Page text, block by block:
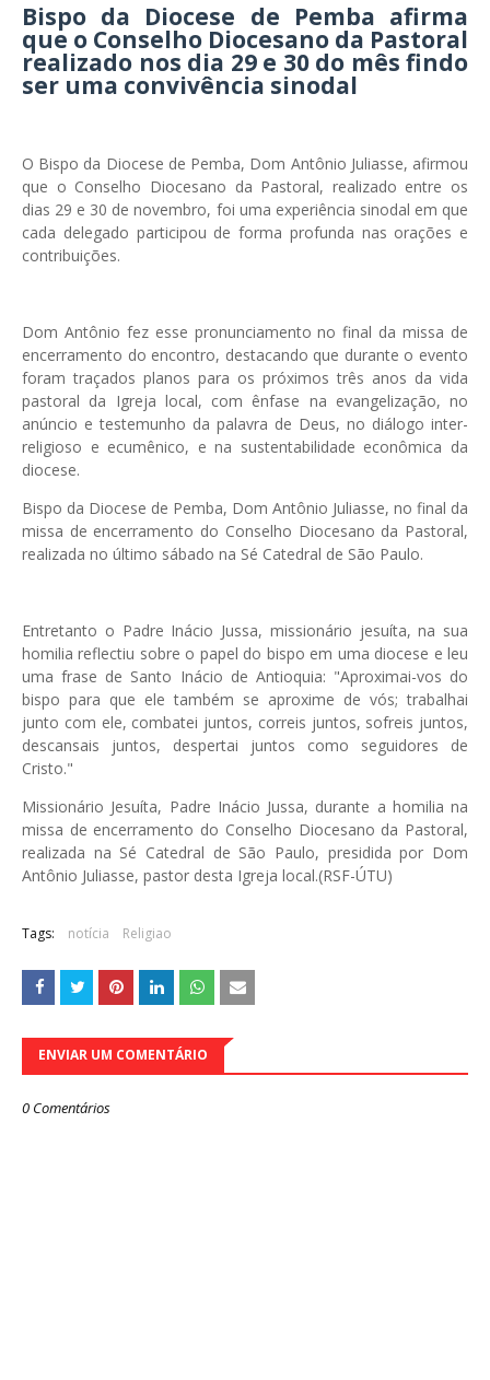
Bispo da Diocese de Pemba afirma
que o Conselho Diocesano da Pastoral
realizado nos dia 29 e 30 do mês findo
ser uma convivência sinodal
O Bispo da Diocese de Pemba, Dom Antônio Juliasse, afirmou
que o Conselho Diocesano da Pastoral, realizado entre os
dias 29 e 30 de novembro, foi uma experiência sinodal em que
cada delegado participou de forma profunda nas orações e
contribuições.
Dom Antônio fez esse pronunciamento no final da missa de
encerramento do encontro, destacando que durante o evento
foram traçados planos para os próximos três anos da vida
pastoral da Igreja local, com ênfase na evangelização, no
anúncio e testemunho da palavra de Deus, no diálogo inter-
religioso e ecumênico, e na sustentabilidade econômica da
diocese.
Bispo da Diocese de Pemba, Dom Antônio Juliasse, no final da
missa de encerramento do Conselho Diocesano da Pastoral,
realizada no último sábado na Sé Catedral de São Paulo.
Entretanto o Padre Inácio Jussa, missionário jesuíta, na sua
homilia reflectiu sobre o papel do bispo em uma diocese e leu
uma frase de Santo Inácio de Antioquia: "Aproximai-vos do
bispo para que ele também se aproxime de vós; trabalhai
junto com ele, combatei juntos, correis juntos, sofreis juntos,
descansais juntos, despertai juntos como seguidores de
Cristo."
Missionário Jesuíta, Padre Inácio Jussa, durante a homilia na
missa de encerramento do Conselho Diocesano da Pastoral,
realizada na Sé Catedral de São Paulo, presidida por Dom
Antônio Juliasse, pastor desta Igreja local.(RSF-ÚTU)
Tags: notícia Religiao
ENVIAR UM COMENTÁRIO
0 Comentários